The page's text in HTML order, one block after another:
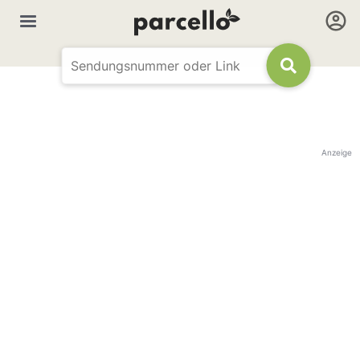
Anzeige